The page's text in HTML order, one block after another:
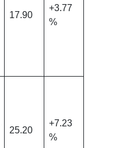
17.90
+3.77
%
25.20
+7.23
%